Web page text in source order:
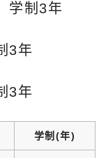
学制3年
3年
3年
学制(年)